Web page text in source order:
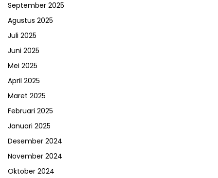
September 2025
Agustus 2025
Juli 2025
Juni 2025
Mei 2025
April 2025
Maret 2025
Februari 2025
Januari 2025
Desember 2024
November 2024
Oktober 2024